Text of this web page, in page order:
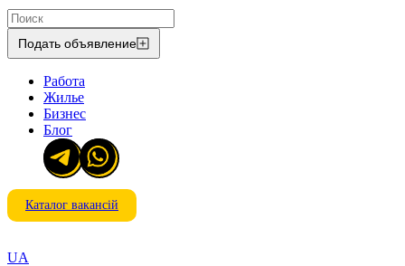
Подать объявление
Работа
Жилье
Бизнес
Блог
Каталог вакансій
UA